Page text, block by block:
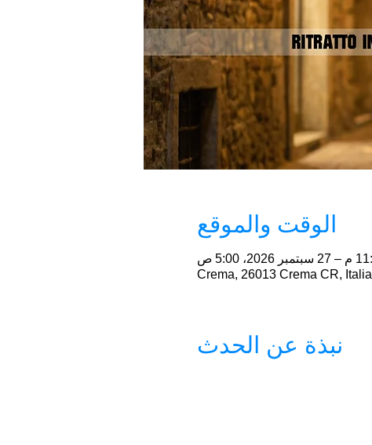
الوقت والموقع
Crema, 26013 Crema CR, Italia
نبذة عن الحدث